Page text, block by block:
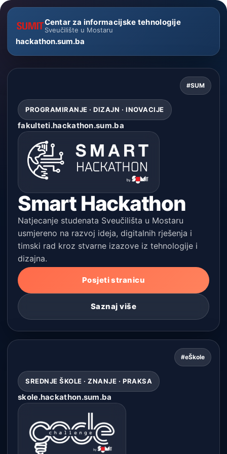
Centar za informacijske tehnologije
Sveučilište u Mostaru
hackathon.sum.ba
#SUM
PROGRAMIRANJE · DIZAJN · INOVACIJE
fakulteti.hackathon.sum.ba
Smart Hackathon
Natjecanje studenata Sveučilišta u Mostaru
usmjereno na razvoj ideja, digitalnih rješenja i
timski rad kroz stvarne izazove iz tehnologije i
dizajna.
Posjeti stranicu
Saznaj više
#eŠkole
SREDNJE ŠKOLE · ZNANJE · PRAKSA
skole.hackathon.sum.ba